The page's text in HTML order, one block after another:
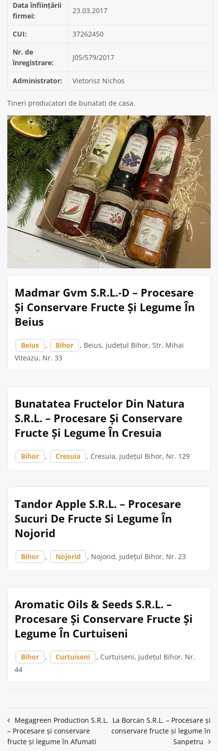
Data înființării
firmei:
23.03.2017
CUI:
37262450
Nr. de
înregistrare:
J05/579/2017
Administrator: Vietorisz Nichos
Tineri producatori de bunatati de casa.
Madmar Gvm S.R.L.-D – Procesare
Și Conservare Fructe Și Legume În
Beius
Beius , Bihor
, Beius, județul Bihor, Str. Mihai
Viteazu, Nr. 33
Bunatatea Fructelor Din Natura
S.R.L. – Procesare Și Conservare
Fructe Și Legume În Cresuia
Bihor , Cresuia , Cresuia, județul Bihor, Nr. 129
Tandor Apple S.R.L. – Procesare
Sucuri De Fructe Si Legume În
Nojorid
Bihor , Nojorid , Nojorid, județul Bihor, Nr. 23
Aromatic Oils & Seeds S.R.L. –
Procesare Și Conservare Fructe Și
Legume În Curtuiseni
Bihor , Curtuiseni
, Curtuiseni, județul Bihor, Nr.
44
Navigare
în
Megagreen Production S.R.L.
– Procesare și conservare
fructe și legume în Afumati
La Borcan S.R.L. – Procesare și
conservare fructe și legume în
Sanpetru